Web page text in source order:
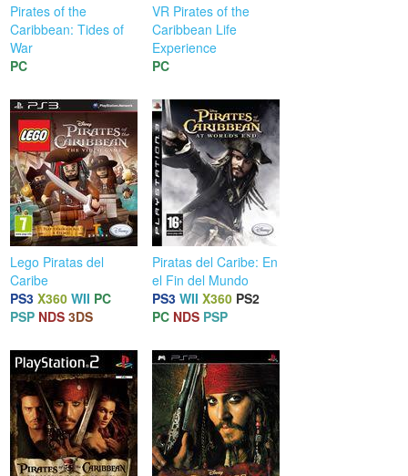
Pirates of the
Caribbean: Tides of
War
PC
VR Pirates of the
Caribbean Life
Experience
PC
Lego Piratas del
Caribe
PS3 X360 WII PC
PSP NDS 3DS
Piratas del Caribe: En
el Fin del Mundo
PS3 WII X360 PS2
PC NDS PSP